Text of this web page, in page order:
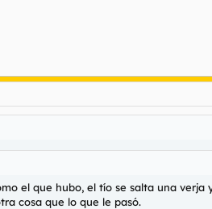
el que hubo, el tío se salta una
cosa que lo que le pasó.